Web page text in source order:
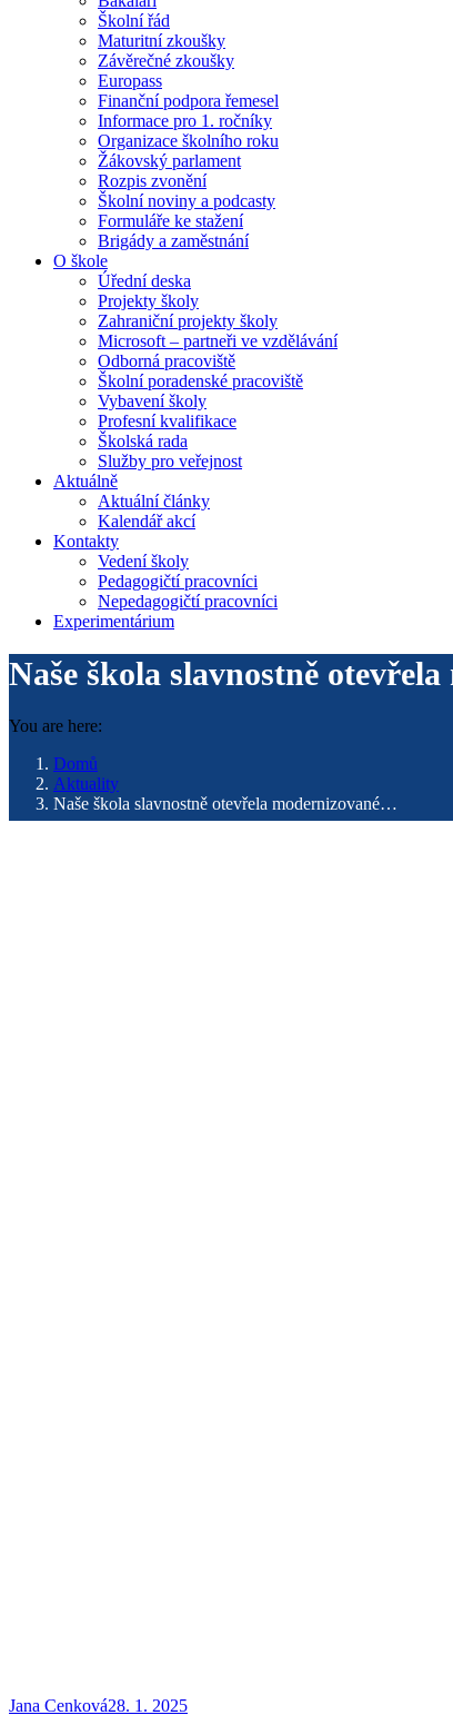
Školní řád
Maturitní zkoušky
Závěrečné zkoušky
Europass
Finanční podpora řemesel
Informace pro 1. ročníky
Organizace školního roku
Žákovský parlament
Rozpis zvonění
Školní noviny a podcasty
Formuláře ke stažení
Brigády a zaměstnání
O škole
Úřední deska
Projekty školy
Zahraniční projekty školy
Microsoft – partneři ve vzdělávání
Odborná pracoviště
Školní poradenské pracoviště
Vybavení školy
Profesní kvalifikace
Školská rada
Služby pro veřejnost
Aktuálně
Aktuální články
Kalendář akcí
Kontakty
Vedení školy
Pedagogičtí pracovníci
Nepedagogičtí pracovníci
Experimentárium
Naše škola slavnostně
You are here:
Domů
Aktuality
Naše škola slavnostně otevřela modernizované…
Jana Cenková28. 1. 2025